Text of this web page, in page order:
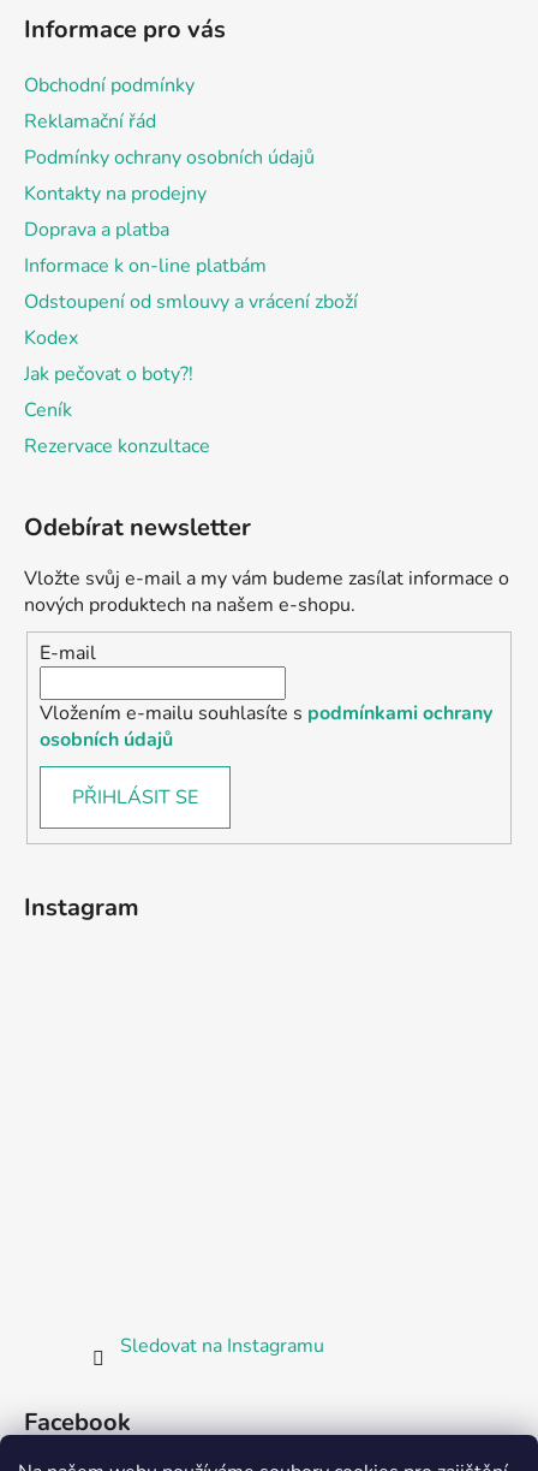
Informace pro vás
Obchodní podmínky
Reklamační řád
Podmínky ochrany osobních údajů
Kontakty na prodejny
Doprava a platba
Informace k on-line platbám
Odstoupení od smlouvy a vrácení zboží
Kodex
Jak pečovat o boty?!
Ceník
Rezervace konzultace
Odebírat newsletter
Vložte svůj e-mail a my vám budeme zasílat informace o
nových produktech na našem e-shopu.
E-mail
Vložením e-mailu souhlasíte s podmínkami ochrany
osobních údajů
PŘIHLÁSIT SE
Instagram
Sledovat na Instagramu
Facebook